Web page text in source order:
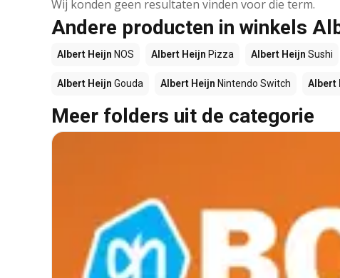
Wij konden geen resultaten vinden voor die term.
Andere producten in winkels
Albert Heijn NOS Albert Heijn Pizza Albert Heijn Sushi
Albert Heijn Gouda Albert Heijn Nintendo Switch Albert
Meer folders uit de categorie